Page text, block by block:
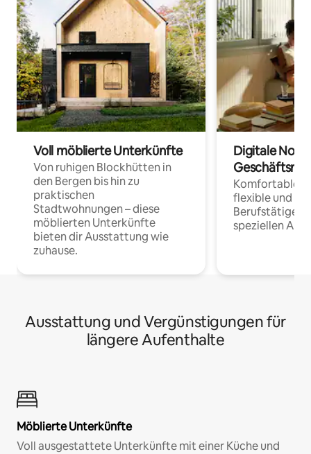
Voll möblierte Unterkünfte
Von ruhigen Blockhütten in
den Bergen bis hin zu
praktischen
Stadtwohnungen – diese
möblierten Unterkünfte
bieten dir Ausstattung wie
zuhause.
Digitale
Komfortable
flexible und
Berufstätige
speziellen
Ausstattung und Vergünstigungen für
längere Aufenthalte
Möblierte Unterkünfte
Voll ausgestattete Unterkünfte mit einer Küche und